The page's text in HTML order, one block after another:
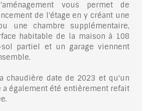
vous permet de
de l'étage en y créant une
une chambre supplémentaire,
habitable de la maison à 108
sol partiel et un garage viennent
chaudière date de 2023 et qu'un
a également été entièrement refait